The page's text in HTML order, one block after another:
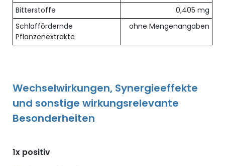
Bitterstoffe
0,405 mg
Schlaffördernde
Pflanzenextrakte
ohne Mengenangaben
Wechselwirkungen, Synergieeffekte
und sonstige wirkungsrelevante
Besonderheiten
1x positiv